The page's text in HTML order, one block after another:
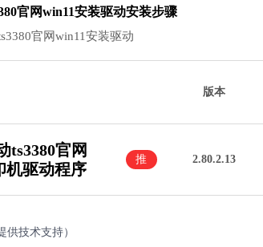
官网win11安装驱动安装步骤
官网win11安装驱动
版本
ts3380官网
机驱动程序
推
2.80.2.13
供技术支持）